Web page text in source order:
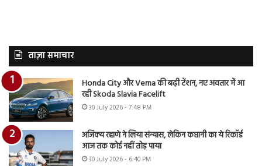
ताज़ा समाचार
Honda City और Verna की बढ़ी टेंशन, नए अवतार में आ
रही Skoda Slavia Facelift
30 July 2026 - 7:48 PM
अजिंक्य रहाणे ने लिया संन्यास, लेकिन कप्तानी का ये रिकॉर्ड
आज तक कोई नहीं तोड़ पाया
30 July 2026 - 6:40 PM